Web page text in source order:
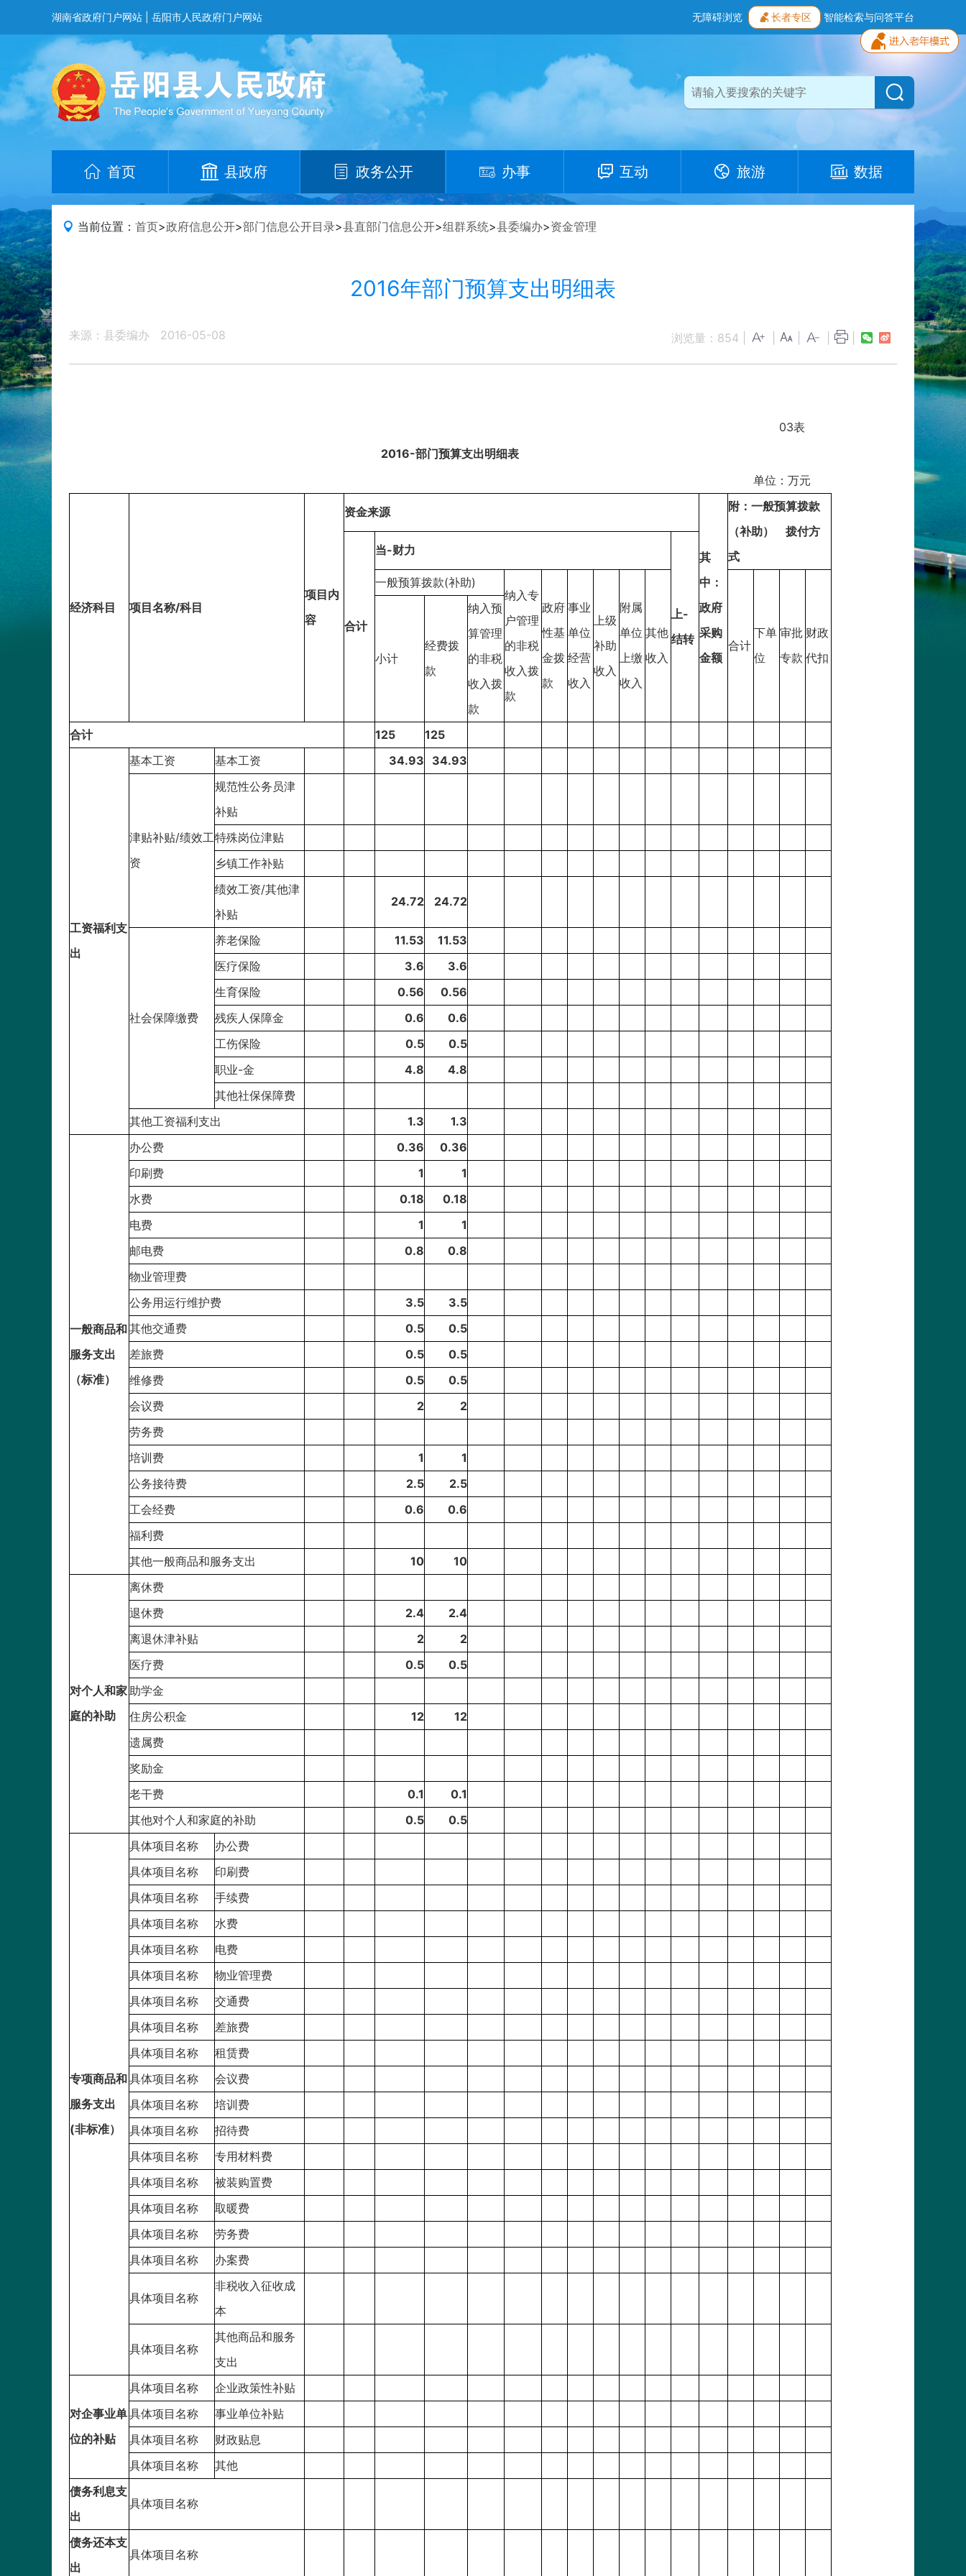
湖南省政府门户网站 岳阳市人民政府门户网站 无障碍浏览 长者专区 智能检索与问答平台
首页 县政府 政务公开 办事 互动 旅游 数据
当前位置： 首页>政府信息公开>部门信息公开目录>县直部门信息公开>组群系统>县委编办>资金管理
2016年部门预算支出明细表
来源：县委编办 2016-05-08 浏览量： 854
03表
2016-部门预算支出明细表
单位：万元
经济科目 项目名称/科目
项目内
容
资金来源
其
中：
政府
采购
金额
附：一般预算拨款
（补助） 拨付方
式
合计
当-财力
上-
结转
一般预算拨款(补助)
纳入专
户管理
的非税
收入拨
款
政府
性基
金拨
款
事业
单位
经营
收入
上级
补助
收入
附属
单位
上缴
收入
其他
收入
合计
下单
位
审批
专款
财政
代扣
小计
经费拨
款
纳入预
算管理
的非税
收入拨
款
合计
125 125
工资福利支
出
基本工资 基本工资 34.93 34.93
津贴补贴/绩效工
资
规范性公务员津
补贴
特殊岗位津贴
乡镇工作补贴
绩效工资/其他津
补贴
24.72 24.72
社会保障缴费
养老保险 11.53
11.53
医疗保险
3.6
3.6
生育保险
0.56
0.56
残疾人保障金
0.6
0.6
工伤保险
0.5
0.5
职业-金
4.8
4.8
其他社保保障费
其他工资福利支出
1.3 1.3
一般商品和
服务支出
（标准）
办公费 0.36
0.36
印刷费
1
1
水费
0.18
0.18
电费
1
1
邮电费
0.8
0.8
物业管理费
公务用运行维护费
3.5
3.5
其他交通费
0.5
0.5
差旅费
0.5
0.5
维修费
0.5
0.5
会议费
2
2
劳务费
培训费
1
1
公务接待费
2.5
2.5
工会经费
0.6
0.6
福利费
其他一般商品和服务支出
10 10
对个人和家
庭的补助
离休费
退休费
2.4
2.4
离退休津补贴
2
2
医疗费
0.5
0.5
助学金
住房公积金
12
12
遗属费
奖励金
老干费
0.1
0.1
其他对个人和家庭的补助
0.5 0.5
专项商品和
服务支出
(非标准）
具体项目名称
办公费
具体项目名称
印刷费
具体项目名称
手续费
具体项目名称
水费
具体项目名称
电费
具体项目名称
物业管理费
具体项目名称
交通费
具体项目名称
差旅费
具体项目名称
租赁费
具体项目名称
会议费
具体项目名称
培训费
具体项目名称
招待费
具体项目名称
专用材料费
具体项目名称
被装购置费
具体项目名称
取暖费
具体项目名称
劳务费
具体项目名称
办案费
具体项目名称
非税收入征收成
本
具体项目名称
其他商品和服务
支出
对企事业单
位的补贴
具体项目名称
企业政策性补贴
具体项目名称
事业单位补贴
具体项目名称
财政贴息
具体项目名称
其他
债务利息支
出
具体项目名称
债务还本支
出
具体项目名称